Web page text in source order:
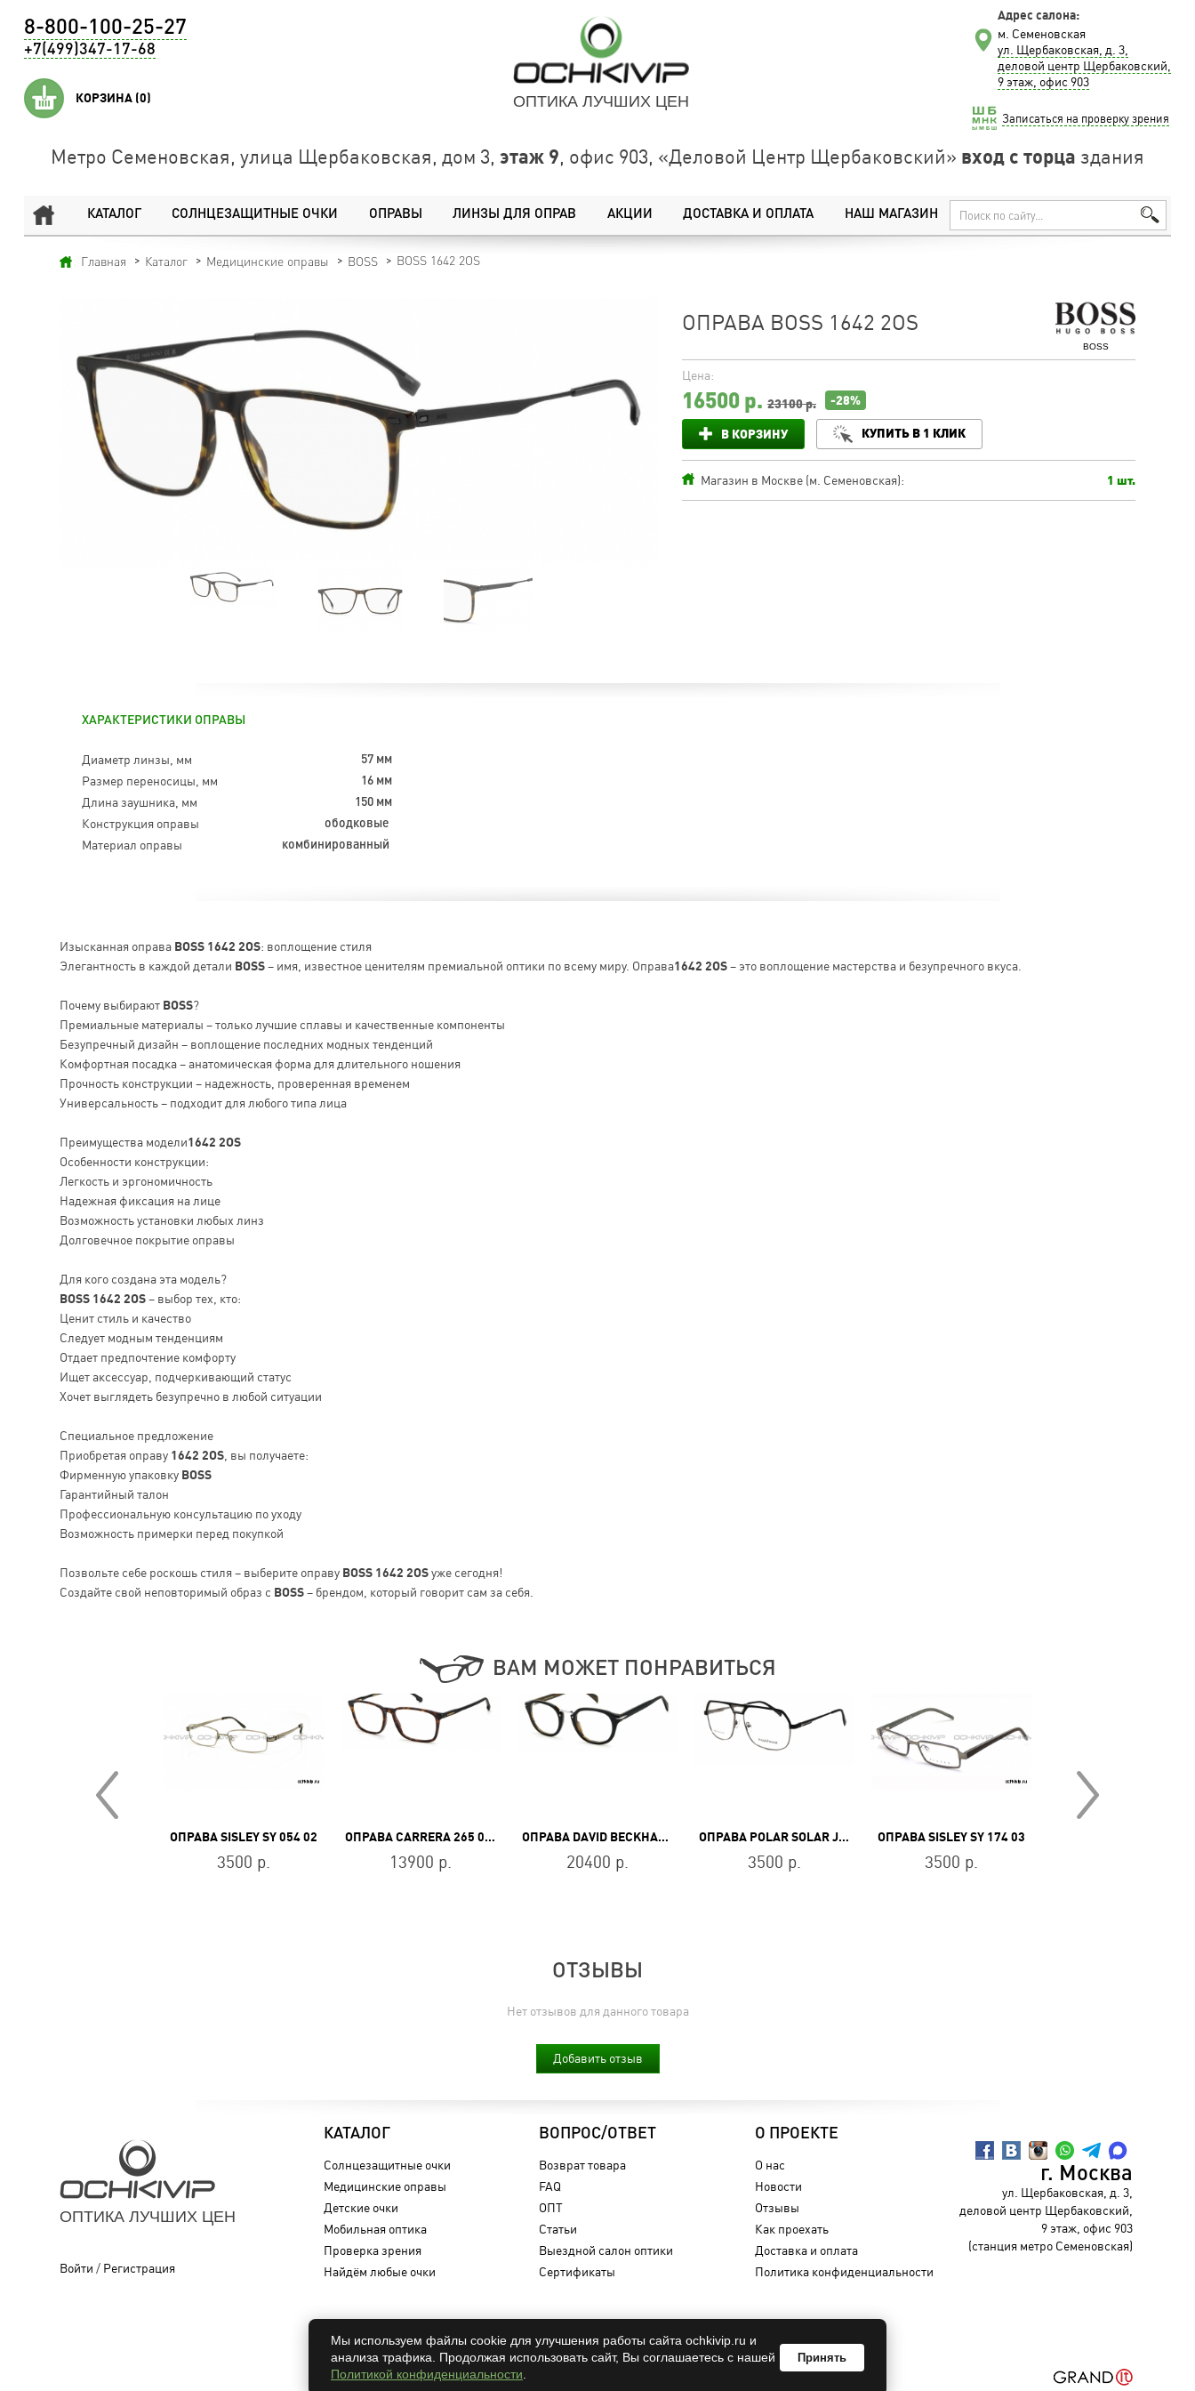
8-800-100-25-27
+7(499)347-17-68
КОРЗИНА (0) ОПТИКА ЛУЧШИХ ЦЕН
Адрес салона:
м. Семеновская
ул. Щербаковская, д. 3,
деловой центр Щербаковский,
9 этаж, офис 903
Записаться на проверку зрения
Метро Семеновская, улица Щербаковская, дом 3, этаж 9, офис 903, «Деловой Центр Щербаковский» вход с торца здания
КАТАЛОГ СОЛНЦЕЗАЩИТНЫЕ ОЧКИ ОПРАВЫ ЛИНЗЫ ДЛЯ ОПРАВ АКЦИИ ДОСТАВКА И ОПЛАТА НАШ МАГАЗИН
Главная Каталог Медицинские оправы BOSS BOSS 1642 2OS
BOSS
ОПРАВА BOSS 1642 2OS
Цена:
16500 р. 23100 р. -28%
В КОРЗИНУ КУПИТЬ В 1 КЛИК
Магазин в Москве (м. Семеновская): 1 шт.
ХАРАКТЕРИСТИКИ ОПРАВЫ
Диаметр линзы, мм 57 мм
Размер переносицы, мм 16 мм
Длина заушника, мм 150 мм
Конструкция оправы ободковые
Материал оправы комбинированный
Изысканная оправа BOSS 1642 2OS: воплощение стиля
Элегантность в каждой детали BOSS– имя, известное ценителям премиальной оптики по всему миру. Оправа1642 2OS– это воплощение мастерства и безупречного вкуса.
Почему выбирают BOSS?
Премиальные материалы – только лучшие сплавы и качественные компоненты
Безупречный дизайн – воплощение последних модных тенденций
Комфортная посадка – анатомическая форма для длительного ношения
Прочность конструкции – надежность, проверенная временем
Универсальность – подходит для любого типа лица
Преимущества модели1642 2OS
Особенности конструкции:
Легкость и эргономичность
Надежная фиксация на лице
Возможность установки любых линз
Долговечное покрытие оправы
Для кого создана эта модель?
BOSS 1642 2OS– выбор тех, кто:
Ценит стиль и качество
Следует модным тенденциям
Отдает предпочтение комфорту
Ищет аксессуар, подчеркивающий статус
Хочет выглядеть безупречно в любой ситуации
Специальное предложение
Приобретая оправу 1642 2OS , вы получаете:
Фирменную упаковку BOSS
Гарантийный талон
Профессиональную консультацию по уходу
Возможность примерки перед покупкой
Позвольте себе роскошь стиля – выберите оправу BOSS 1642 2OSуже сегодня!
Создайте свой неповторимый образ с BOSS– брендом, который говорит сам за себя.
ВАМ МОЖЕТ ПОНРАВИТЬСЯ
ОПРАВА SISLEY SY 054 02
3500 р.
ОПРАВА CARRERA 265 086
13900 р.
ОПРАВА DAVID BECKHAM DB 1086 05K
20400 р.
ОПРАВА POLAR SOLAR JD 6003 C4
3500 р.
ОПРАВА SISLEY SY 174 03
3500 р.
ОТЗЫВЫ
Нет отзывов для данного товара
Добавить отзыв
ОПТИКА ЛУЧШИХ ЦЕН
Войти / Регистрация
КАТАЛОГ
Солнцезащитные очки
Медицинские оправы
Детские очки
Мобильная оптика
Проверка зрения
Найдём любые очки
ВОПРОС/ОТВЕТ
Возврат товара
FAQ
ОПТ
Статьи
Выездной салон оптики
Сертификаты
О ПРОЕКТЕ
О нас
Новости
Отзывы
Как проехать
Доставка и оплата
Политика конфиденциальности
г. Москва
ул. Щербаковская, д. 3,
деловой центр Щербаковский,
9 этаж, офис 903
(станция метро Семеновская)
OCHKIVIP 2009-2026©
Мы используем файлы cookie для улучшения работы сайта ochkivip.ru и
анализа трафика. Продолжая использовать сайт, Вы соглашаетесь с нашей
Политикой конфиденциальности
Принять